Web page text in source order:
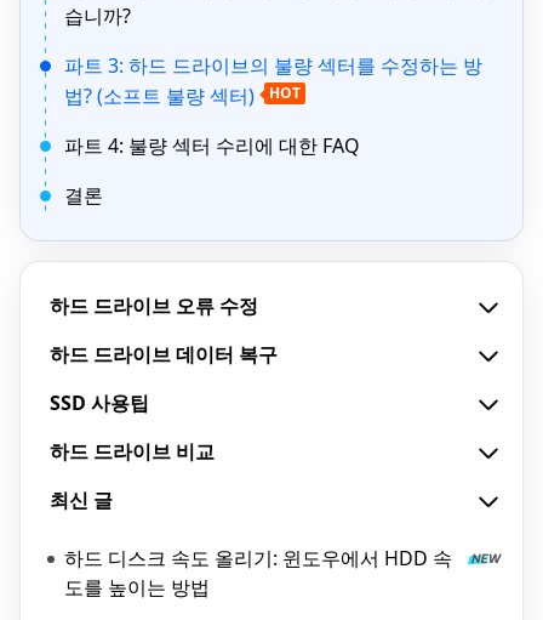
습니까?
파트 3: 하드 드라이브의 불량 섹터를 수정하는 방
법? (소프트 불량 섹터)
HOT
파트 4: 불량 섹터 수리에 대한 FAQ
결론
하드 드라이브 오류 수정
하드 드라이브 데이터 복구
SSD 사용팁
하드 드라이브 비교
최신 글
하드 디스크 속도 올리기: 윈도우에서 HDD 속
도를 높이는 방법